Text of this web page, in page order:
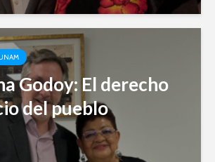
Godoy: El derecho
del pueblo